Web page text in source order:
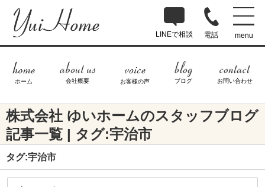
LINEで相談 電話 menu
ホーム 会社概要 お客様の声 ブログ お問い合わせ
株式会社 ゆいホームのスタッフブログ
記事一覧 | タグ:宇治市
タグ:宇治市